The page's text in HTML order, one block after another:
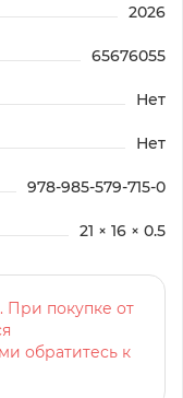
2026
65676055
Нет
Нет
978-985-579-715-0
21 × 16 × 0.5
При покупке от
обратитесь к